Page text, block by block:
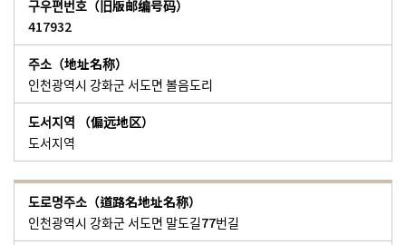
417932
인천광역시 강화군 서도면 볼음도리
도서지역
인천광역시 강화군 서도면 말도길77번길